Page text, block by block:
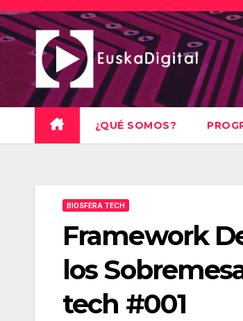
Saltar
al
contenido
¿QUÉ SOMOS?
BIOSFERA TECH
Framework
los
tech #001